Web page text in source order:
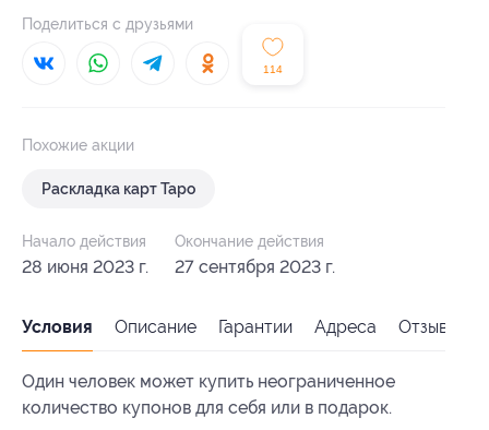
114
Поделиться с друзьями
Похожие акции
Раскладка карт Таро
Начало действия
28 июня 2023 г.
Окончание действия
27 сентября 2023 г.
Условия Описание Гарантии Адреса Отзывы
Один человек может купить неограниченное
количество купонов для себя или в подарок.